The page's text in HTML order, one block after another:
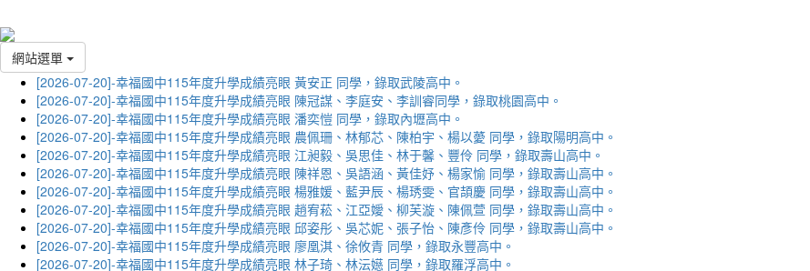
網站選單
[2026-07-20]-幸福國中115年度升學成績亮眼 黃安正 同學，錄取武陵高中。
[2026-07-20]-幸福國中115年度升學成績亮眼 陳冠謀、李庭安、李訓睿同學，錄取桃園高中。
[2026-07-20]-幸福國中115年度升學成績亮眼 潘奕愷 同學，錄取內壢高中。
[2026-07-20]-幸福國中115年度升學成績亮眼 農佩珊、林郁芯、陳柏宇、楊以薆 同學，錄取陽明高中。
[2026-07-20]-幸福國中115年度升學成績亮眼 江昶毅、吳思佳、林于馨、豐伶 同學，錄取壽山高中。
[2026-07-20]-幸福國中115年度升學成績亮眼 陳祥恩、吳語涵、黃佳妤、楊家愉 同學，錄取壽山高中。
[2026-07-20]-幸福國中115年度升學成績亮眼 楊雅媛、藍尹辰、楊琇雯、官頡慶 同學，錄取壽山高中。
[2026-07-20]-幸福國中115年度升學成績亮眼 趙宥菘、江亞嬡、柳芙漩、陳佩萱 同學，錄取壽山高中。
[2026-07-20]-幸福國中115年度升學成績亮眼 邱姿彤、吳芯妮、張子怡、陳彥伶 同學，錄取壽山高中。
[2026-07-20]-幸福國中115年度升學成績亮眼 廖凰淇、徐攸青 同學，錄取永豐高中。
[2026-07-20]-幸福國中115年度升學成績亮眼 林子琦、林沄嬨 同學，錄取羅浮高中。